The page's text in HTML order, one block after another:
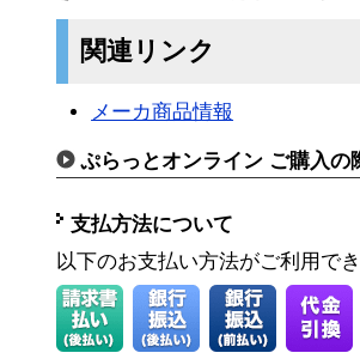
関連リンク
メーカ商品情報
ぷらっとオンライン ご購入の
支払方法について
以下のお支払い方法がご利用で